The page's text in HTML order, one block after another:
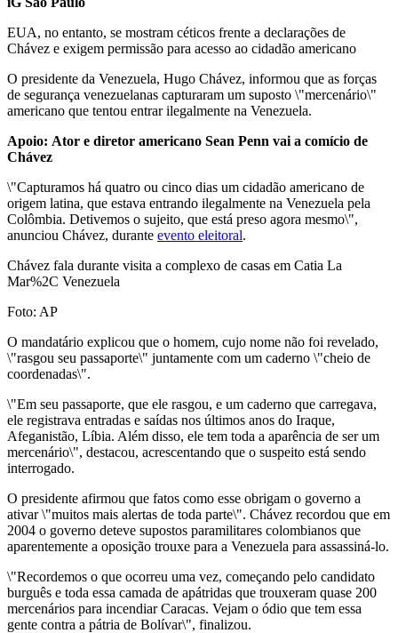
EUA, no entanto, se mostram céticos frente a declarações de
Chávez e exigem permissão para acesso ao cidadão americano
O presidente da Venezuela, Hugo Chávez, informou que as forças
de segurança venezuelanas capturaram um suposto \"mercenário\"
americano que tentou entrar ilegalmente na Venezuela.
Apoio: Ator e diretor americano Sean Penn vai a comício de
Chávez
\"Capturamos há quatro ou cinco dias um cidadão americano de
origem latina, que estava entrando ilegalmente na Venezuela pela
Colômbia. Detivemos o sujeito, que está preso agora mesmo\",
anunciou Chávez, durante evento eleitoral.
Chávez fala durante visita a complexo de casas em Catia La
Mar%2C Venezuela
Foto: AP
O mandatário explicou que o homem, cujo nome não foi revelado,
\"rasgou seu passaporte\" juntamente com um caderno \"cheio de
coordenadas\".
\"Em seu passaporte, que ele rasgou, e um caderno que carregava,
ele registrava entradas e saídas nos últimos anos do Iraque,
Afeganistão, Líbia. Além disso, ele tem toda a aparência de ser um
mercenário\", destacou, acrescentando que o suspeito está sendo
interrogado.
O presidente afirmou que fatos como esse obrigam o governo a
ativar \"muitos mais alertas de toda parte\". Chávez recordou que em
2004 o governo deteve supostos paramilitares colombianos que
aparentemente a oposição trouxe para a Venezuela para assassiná-lo.
\"Recordemos o que ocorreu uma vez, começando pelo candidato
burguês e toda essa camada de apátridas que trouxeram quase 200
mercenários para incendiar Caracas. Vejam o ódio que tem essa
gente contra a pátria de Bolívar\", finalizou.